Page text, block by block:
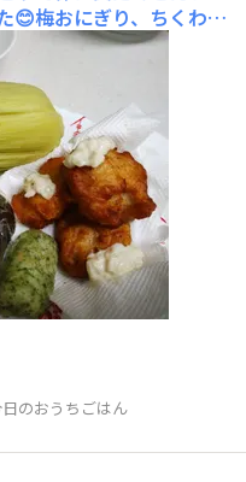
😊梅おにぎり、ちくわの
もろこし
のおうちごはん